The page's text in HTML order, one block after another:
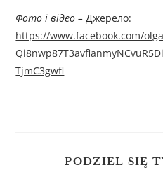
Фото і відео –Джерелo:
https://www.facebook.com/
TjmC3gwfl
PODZIEL SIĘ